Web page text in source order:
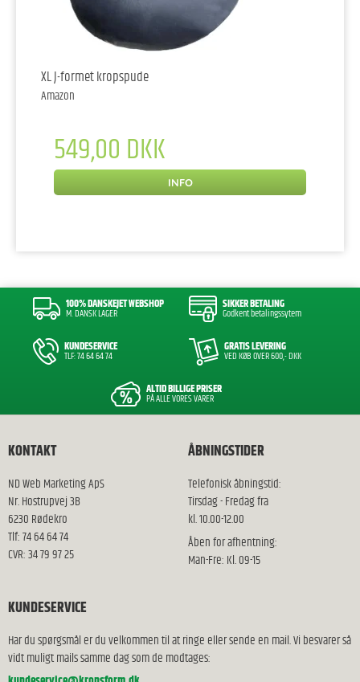
XL J-formet kropspude
Amazon
549,00 DKK
INFO
100% DANSKEJET WEBSHOP
M. DANSK LAGER
SIKKER BETALING
Godkent betalingssytem
KUNDESERVICE
TLF: 74 64 64 74
GRATIS LEVERING
VED KØB OVER 600,- DKK
ALTID BILLIGE PRISER
PÅ ALLE VORES VARER
KONTAKT
ND Web Marketing ApS
Nr. Hostrupvej 3B
6230 Rødekro
Tlf: 74 64 64 74
CVR: 34 79 97 25
ÅBNINGSTIDER
Telefonisk åbningstid:
Tirsdag - Fredag fra
kl. 10.00-12.00
Åben for afhentning:
Man-Fre: Kl. 09-15
KUNDESERVICE
Har du spørgsmål er du velkommen til at ringe eller sende en mail. Vi besvarer så
vidt muligt mails samme dag som de modtages: